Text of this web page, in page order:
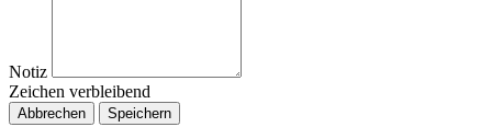
Notiz
Zeichen verbleibend
Abbrechen Speichern